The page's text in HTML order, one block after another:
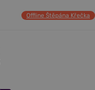
Offline Štěpána Křečka